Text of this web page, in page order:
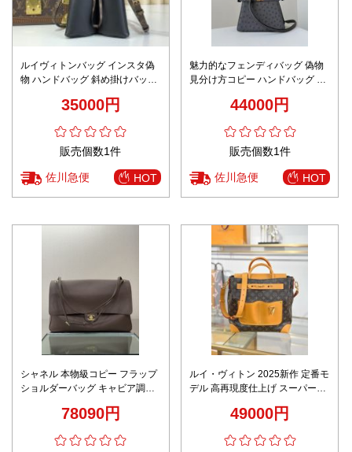
ルイヴィトンバッグ インスタ偽
物 ハンドバッグ 斜め掛けバッグ
35000円
販売個数1件
佐川急便 HOT
魅力的なフェンディバッグ 偽物
見分け方コピー ハンドバッグ 斜
防水 66801 グレイ
44000円
販売個数1件
佐川急便 HOT
シャネル 本物級コピー フラップ
ショルダーバッグ キャビア調レ
78090円
ルイ・ヴィトン 2025新作 定番モ
デル 高再現度仕上げ スーパーコ
精密ディテール 実店舗運営 発送
49000円